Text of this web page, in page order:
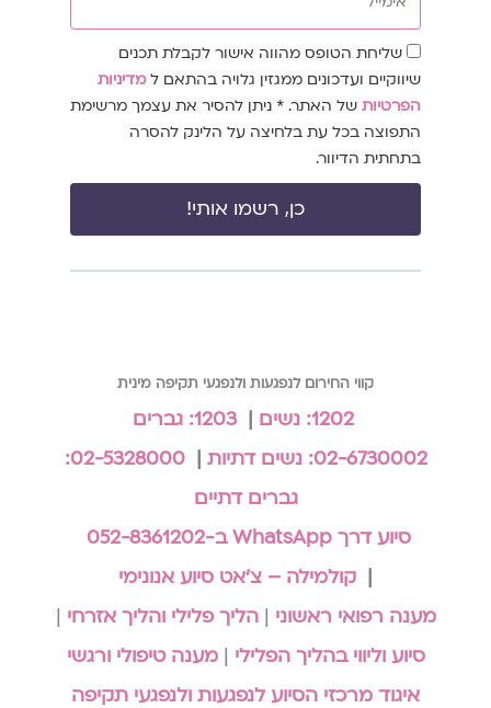
שדה
הסכמה
שליחת הטופס מהווה אישור לקבלת תכנים
שיווקיים ועדכונים ממגזין גלויה בהתאם למדיניות
הפרטיות של האתר. * ניתן להסיר את עצמך מרשימת
התפוצה בכל עת בלחיצה על הלינק להסרה
בתחתית הדיוור.
כן, רשמו אותי!
קווי החירום לנפגעות ולנפגעי תקיפה מינית
1202: נשים
1203: גברים
02-6730002: נשים דתיות
02-5328000:
גברים דתיים
סיוע דרך WhatsApp ב-052-8361202
קולמילה – צ'אט סיוע אנונימי
מענה רפואי ראשוני |הליך פלילי והליך אזרחי |
סיוע וליווי בהליך הפלילי |מענה טיפולי ורגשי
איגוד מרכזי הסיוע לנפגעות ולנפגעי תקיפה